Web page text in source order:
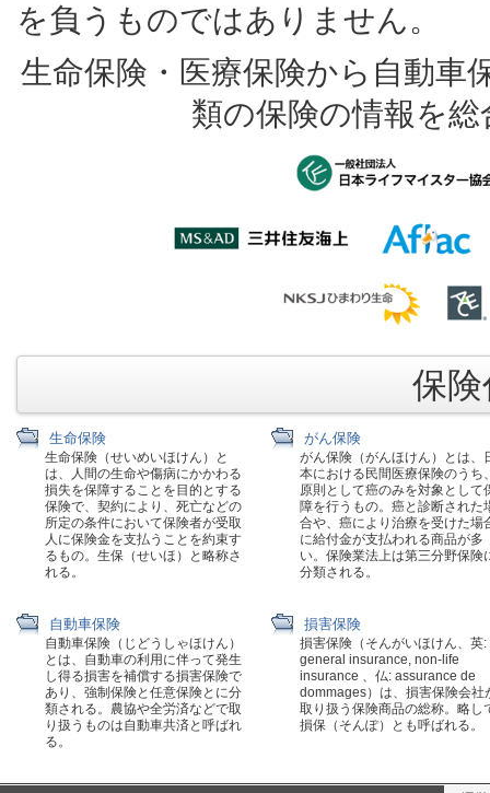
を負うものではありません。
生命保険・医療保険から自動車
類の保険の情報を
保
生命保険
生命保険（せいめいほけん）と
は、人間の生命や傷病にかかわる
損失を保障することを目的とする
保険で、契約により、死亡などの
所定の条件において保険者が受取
人に保険金を支払うことを約束す
るもの。生保（せいほ）と略称さ
れる。
がん保険
がん保険（がんほけん）とは、
本における民間医療保険のうち
原則として癌のみを対象として
障を行うもの。癌と診断された
合や、癌により治療を受けた場
に給付金が支払われる商品が多
い。保険業法上は第三分野保険
分類される。
自動車保険
自動車保険（じどうしゃほけん）
とは、自動車の利用に伴って発生
し得る損害を補償する損害保険で
あり、強制保険と任意保険とに分
類される。農協や全労済などで取
り扱うものは自動車共済と呼ばれ
る。
損害保険
損害保険（そんがいほけん、英:
general insurance, non-life
insurance 、仏: assurance de
dommages）は、損害保険会社
取り扱う保険商品の総称。略し
損保（そんぽ）とも呼ばれる。